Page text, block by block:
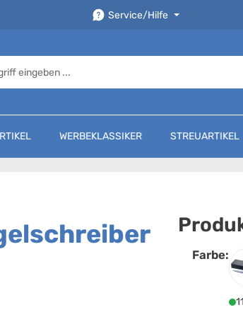
Service/Hilfe
WERBEKLASSIKER STREUARTIKEL
Farbe: